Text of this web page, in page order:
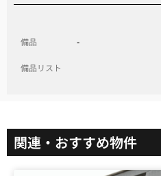
備品 -
備品リスト
関連・おすすめ物件